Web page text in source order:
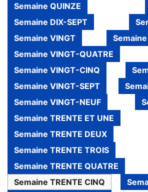
Semaine QUINZE
Semaine DIX-SEPT
Semaine VINGT
Semaine VINGT-QUATRE
Semaine VINGT-CINQ
Semaine VINGT-SEPT
Semaine VINGT-NEUF
Semaine TRENTE ET UNE
Semaine TRENTE DEUX
Semaine TRENTE TROIS
Semaine TRENTE QUATRE
Semaine TRENTE CINQ